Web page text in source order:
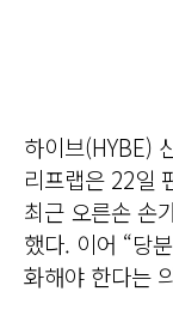
하이브(HYBE)
리프랩은 22일
최근 오른손 손
했다. 이어 “당
화해야 한다는